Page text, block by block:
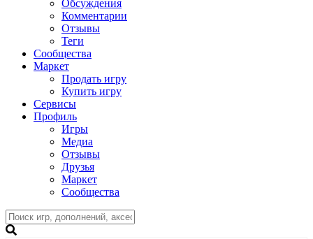
Обсуждения
Комментарии
Отзывы
Теги
Сообщества
Маркет
Продать игру
Купить игру
Сервисы
Профиль
Игры
Медиа
Отзывы
Друзья
Маркет
Сообщества